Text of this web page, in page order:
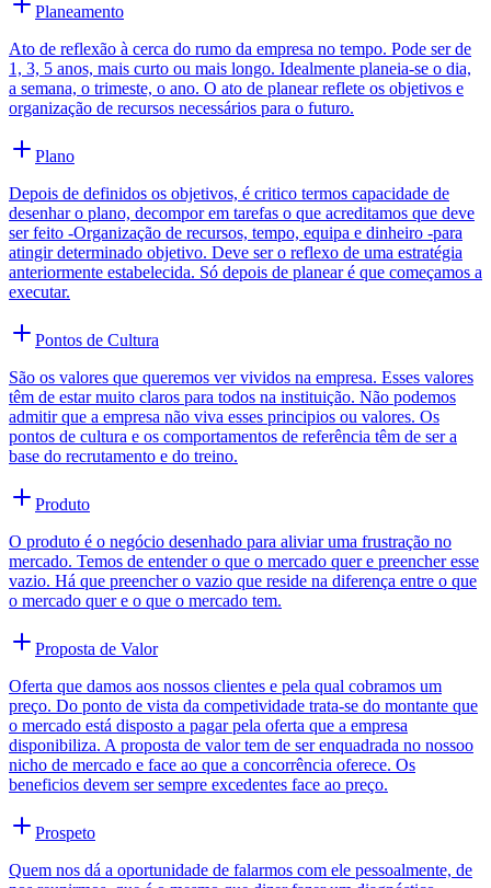
Planeamento
Ato de reflexão à cerca do rumo da empresa no tempo. Pode ser de
1, 3, 5 anos, mais curto ou mais longo. Idealmente planeia-se o dia,
a semana, o trimeste, o ano. O ato de planear reflete os objetivos e
organização de recursos necessários para o futuro.
Plano
Depois de definidos os objetivos, é critico termos capacidade de
desenhar o plano, decompor em tarefas o que acreditamos que deve
ser feito -Organização de recursos, tempo, equipa e dinheiro -para
atingir determinado objetivo. Deve ser o reflexo de uma estratégia
anteriormente estabelecida. Só depois de planear é que começamos a
executar.
Pontos de Cultura
São os valores que queremos ver vividos na empresa. Esses valores
têm de estar muito claros para todos na instituição. Não podemos
admitir que a empresa não viva esses principios ou valores. Os
pontos de cultura e os comportamentos de referência têm de ser a
base do recrutamento e do treino.
Produto
O produto é o negócio desenhado para aliviar uma frustração no
mercado. Temos de entender o que o mercado quer e preencher esse
vazio. Há que preencher o vazio que reside na diferença entre o que
o mercado quer e o que o mercado tem.
Proposta de Valor
Oferta que damos aos nossos clientes e pela qual cobramos um
preço. Do ponto de vista da competividade trata-se do montante que
o mercado está disposto a pagar pela oferta que a empresa
disponibiliza. A proposta de valor tem de ser enquadrada no nossoo
nicho de mercado e face ao que a concorrência oferece. Os
beneficios devem ser sempre excedentes face ao preço.
Prospeto
Quem nos dá a oportunidade de falarmos com ele pessoalmente, de